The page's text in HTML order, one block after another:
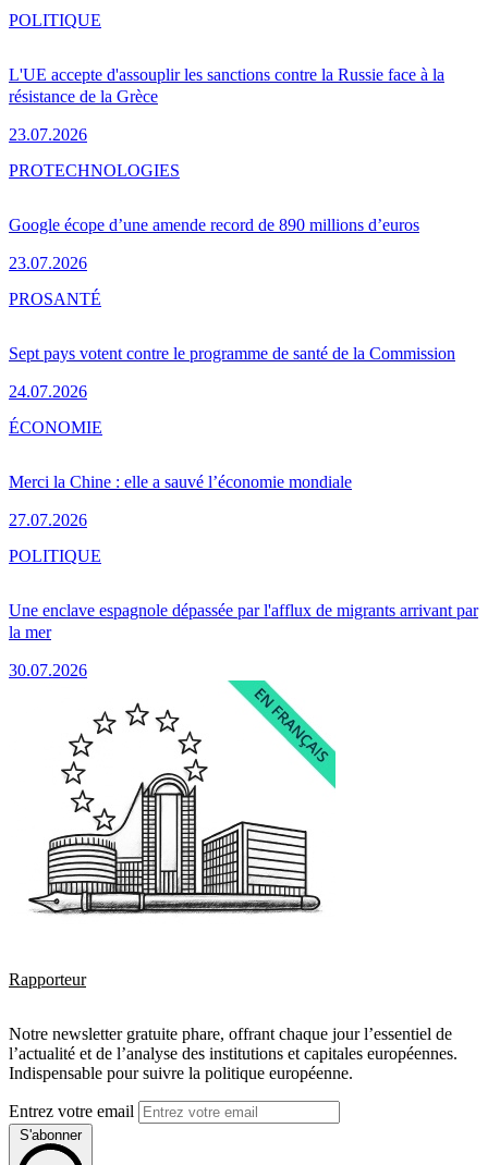
L'UE accepte d'assouplir les sanctions contre la Russie face à la
résistance de la Grèce
23.07.2026
POLITIQUE
Google écope d’une amende record de 890 millions d’euros
23.07.2026
PROTECHNOLOGIES
Sept pays votent contre le programme de santé de la Commission
24.07.2026
PROSANTÉ
Merci la Chine : elle a sauvé l’économie mondiale
27.07.2026
ÉCONOMIE
Une enclave espagnole dépassée par l'afflux de migrants arrivant par
la mer
30.07.2026
POLITIQUE
Rapporteur
Notre newsletter gratuite phare, offrant chaque jour l’essentiel de
l’actualité et de l’analyse des institutions et capitales européennes.
Indispensable pour suivre la politique européenne.
Entrez votre email
S'abonner